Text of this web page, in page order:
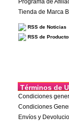
Programa de
Tienda de Marca
RSS de Noticias
RSS de
Términos de
Condiciones
Condiciones
Envíos y